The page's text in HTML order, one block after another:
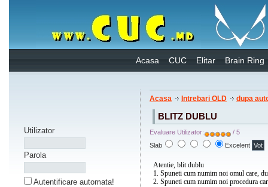
Acasa CUC Elitar Brain Ring
Utilizator
Parola
Autentificare automata!
Acasa Intrebari OLD dupa
BLITZ DUBLU
Evaluare Utilizator:
/ 5
Slab
Excelent
Atentie, blit dublu
1. Spuneti cum numim noi omul care,
2. Spuneti cum numim noi procedura